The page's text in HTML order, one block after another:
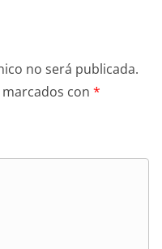
no será publicada.
con *